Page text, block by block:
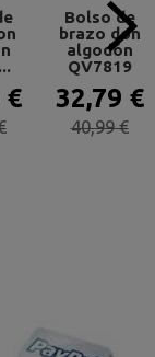
€
Bolso de
brazo don
algodón
QV7819
32,79 €
40,99 €